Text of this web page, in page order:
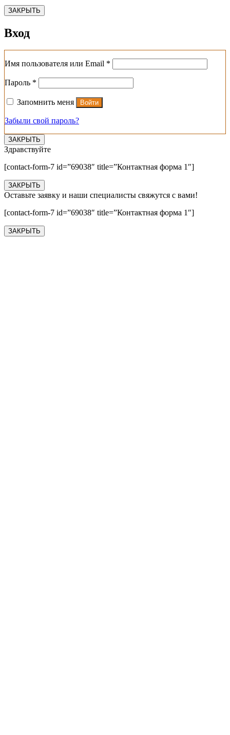
ЗАКРЫТЬ
Вход
Имя пользователя или Email *
Пароль *
Запомнить меня Войти
Забыли свой пароль?
ЗАКРЫТЬ
Здравствуйте
[contact-form-7 id=”69038″ title=”Контактная форма 1″]
ЗАКРЫТЬ
Оставьте заявку и наши специалисты свяжутся с вами!
[contact-form-7 id=”69038″ title=”Контактная форма 1″]
ЗАКРЫТЬ